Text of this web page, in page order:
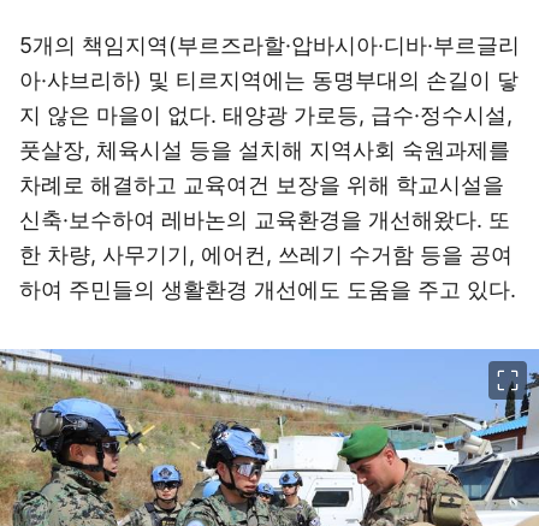
5개의 책임지역(부르즈라할·압바시아·디바·부르글리
아·샤브리하) 및 티르지역에는 동명부대의 손길이 닿
지 않은 마을이 없다. 태양광 가로등, 급수·정수시설,
풋살장, 체육시설 등을 설치해 지역사회 숙원과제를
차례로 해결하고 교육여건 보장을 위해 학교시설을
신축·보수하여 레바논의 교육환경을 개선해왔다. 또
한 차량, 사무기기, 에어컨, 쓰레기 수거함 등을 공여
하여 주민들의 생활환경 개선에도 도움을 주고 있다.